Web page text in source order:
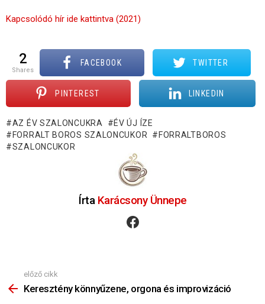
Kapcsolódó hír ide kattintva (2021)
2
shares
FACEBOOK TWITTER
PINTEREST LINKEDIN
AZ ÉV SZALONCUKRA
ÉV ÚJ ÍZE
FORRALT BOROS SZALONCUKOR
FORRALTBOROS
SZALONCUKOR
Írta Karácsony Ünnepe
Nézz
Többet
előző cikk
Keresztény könnyűzene, orgona és improvizáció